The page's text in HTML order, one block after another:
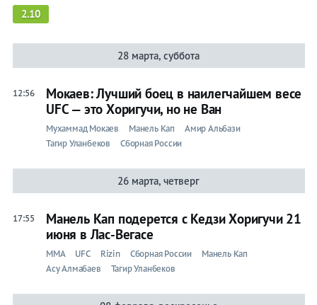
2.10
28 марта, суббота
12:56
Мокаев: Лучший боец в наилегчайшем весе
UFC — это Хоригучи, но не Ван
Мухаммад Мокаев Манель Кап
Амир Альбази
Тагир Уланбеков
Сборная России
26 марта, четверг
17:55
Манель Кап подерется с Кедзи Хоригучи 21
июня в Лас-Вегасе
ММА UFC Rizin Сборная России
Манель Кап
Асу Алмабаев
Тагир Уланбеков